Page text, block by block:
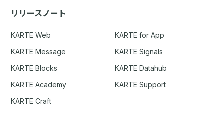
リリースノート
KARTE Web
KARTE for App
KARTE Message
KARTE Signals
KARTE Blocks
KARTE Datahub
KARTE Academy
KARTE Support
KARTE Craft